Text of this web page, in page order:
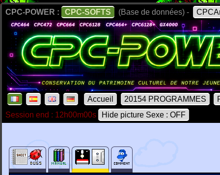
CPC-POWER : CPC-SOFTS (Base de données) -
Accueil 20154 PROGRAMMES
Session end : 12h00m00s
Hide picture Sexe : OFF